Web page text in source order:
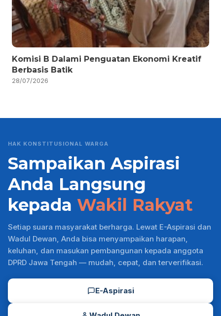
Komisi B Dalami Penguatan Ekonomi Kreatif
Berbasis Batik
28/07/2026
HAK KONSTITUSIONAL WARGA
Sampaikan Aspirasi
Anda Langsung
kepada Wakil Rakyat
Setiap suara masyarakat berharga. Lewat E-Aspirasi dan
Wadul Dewan, Anda bisa menyampaikan harapan,
keluhan, dan masukan pembangunan kepada anggota
DPRD Jawa Tengah — mudah, cepat, dan terverifikasi.
E-Aspirasi